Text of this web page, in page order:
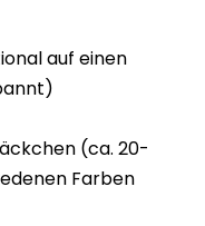
auf einen
(ca. 20-
Farben